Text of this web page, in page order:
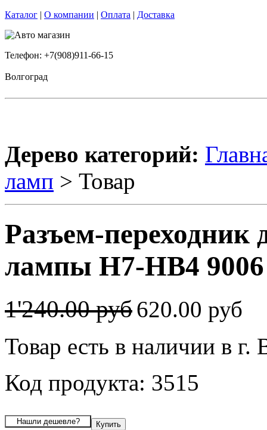
Каталог | О компании | Оплата | Доставка
Телефон: +7(908)911-66-15
Волгоград
Дерево категорий:
ламп > Товар
Разъем-переходник
лампы H7-HB4 9006
1'240.00 руб620.00 руб
Товар есть в наличии в г.
Код продукта: 3515